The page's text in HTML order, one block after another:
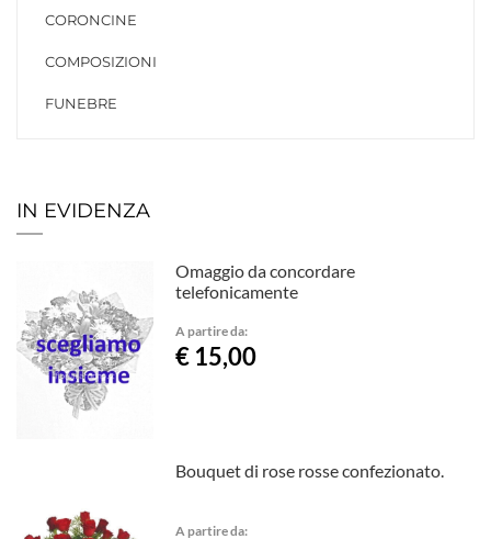
CORONCINE
COMPOSIZIONI
FUNEBRE
IN EVIDENZA
Omaggio da concordare
telefonicamente
A partire da:
€ 15,00
Bouquet di rose rosse confezionato.
A partire da: